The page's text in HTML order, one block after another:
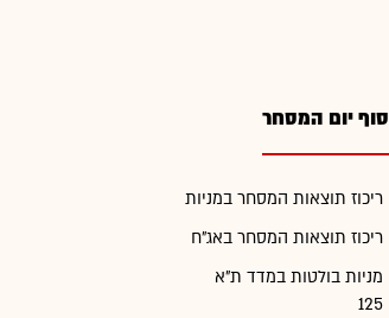
סוף יום המסחר
ריכוז תוצאות המסחר במניות
ריכוז תוצאות המסחר באג"ח
מניות בולטות במדד ת"א
125